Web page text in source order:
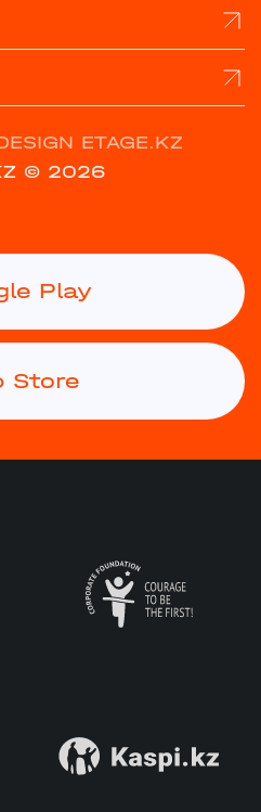
ETAGE.KZ
© 2026
Play
Store